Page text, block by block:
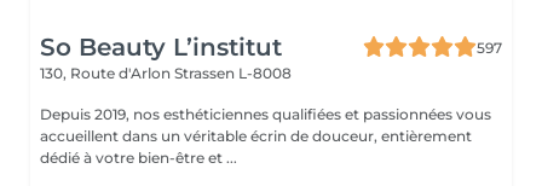
So Beauty L’institut
597
130, Route d'Arlon Strassen L-8008
Depuis 2019, nos esthéticiennes qualifiées et passionnées vous
accueillent dans un véritable écrin de douceur, entièrement
dédié à votre bien-être et ...